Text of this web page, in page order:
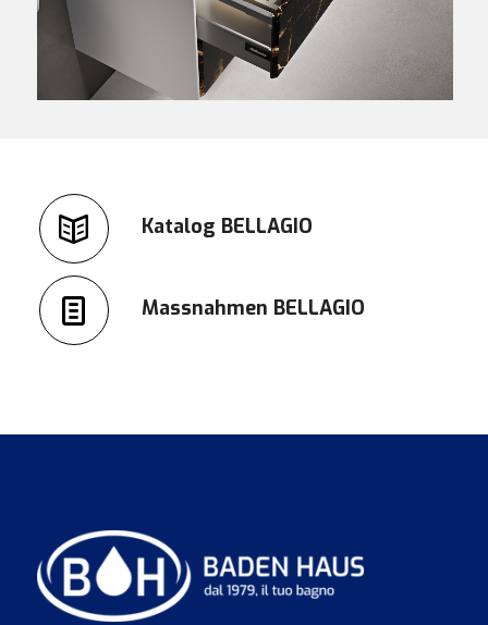
Katalog BELLAGIO
Massnahmen BELLAGIO